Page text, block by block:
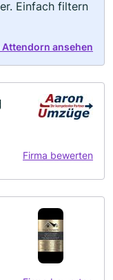
Einfach filtern
ansehen
Firma bewerten